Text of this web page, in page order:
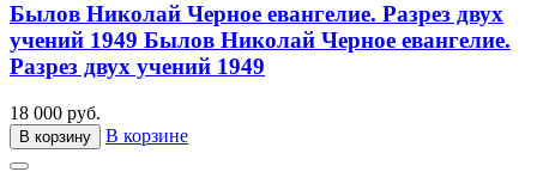
Былов Николай Черное евангелие. Разрез двух
учений 1949 Былов Николай Черное евангелие.
Разрез двух учений 1949
18 000 руб.
В корзину В корзине